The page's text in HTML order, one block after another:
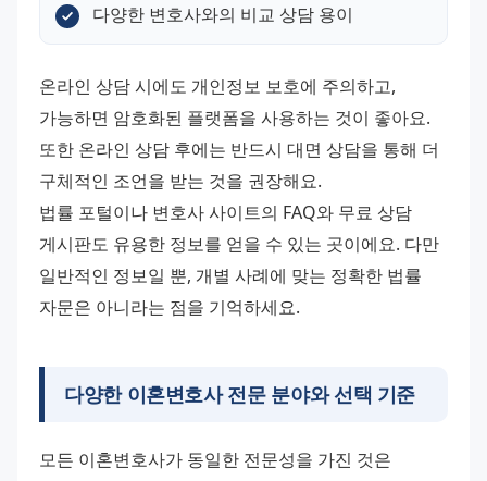
다양한 변호사와의 비교 상담 용이
온라인 상담 시에도 개인정보 보호에 주의하고,
가능하면 암호화된 플랫폼을 사용하는 것이 좋아요.
또한 온라인 상담 후에는 반드시 대면 상담을 통해 더
구체적인 조언을 받는 것을 권장해요.
법률 포털이나 변호사 사이트의 FAQ와 무료 상담
게시판도 유용한 정보를 얻을 수 있는 곳이에요. 다만
일반적인 정보일 뿐, 개별 사례에 맞는 정확한 법률
자문은 아니라는 점을 기억하세요.
다양한 이혼변호사전문 분야와 선택 기준
모든 이혼변호사가 동일한 전문성을 가진 것은